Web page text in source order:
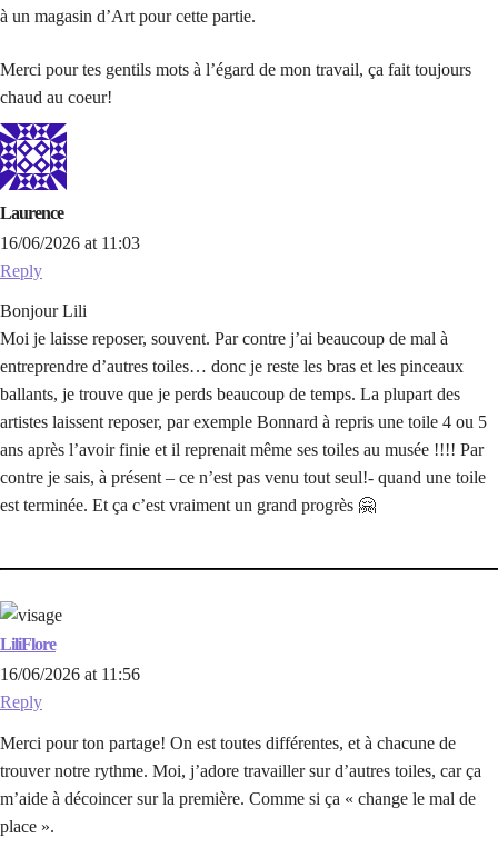
à un magasin d’Art pour cette partie.
Merci pour tes gentils mots à l’égard de mon travail, ça fait toujours
chaud au coeur!
Laurence
16/06/2026 at 11:03
Reply
Bonjour Lili
Moi je laisse reposer, souvent. Par contre j’ai beaucoup de mal à
entreprendre d’autres toiles… donc je reste les bras et les pinceaux
ballants, je trouve que je perds beaucoup de temps. La plupart des
artistes laissent reposer, par exemple Bonnard à repris une toile 4 ou 5
ans après l’avoir finie et il reprenait même ses toiles au musée !!!! Par
contre je sais, à présent – ce n’est pas venu tout seul!- quand une toile
est terminée. Et ça c’est vraiment un grand progrès 🤗
LiliFlore
16/06/2026 at 11:56
Reply
Merci pour ton partage! On est toutes différentes, et à chacune de
trouver notre rythme. Moi, j’adore travailler sur d’autres toiles, car ça
m’aide à décoincer sur la première. Comme si ça « change le mal de
place ».